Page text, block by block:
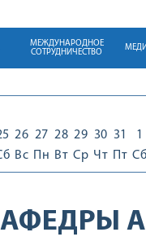
МЕЖДУНАРОДНОЕ
СОТРУДНИЧЕСТВО
26
Вс
27
Пн
28
Вт
29
Ср
30
Чт
31
Пт
1
Сб